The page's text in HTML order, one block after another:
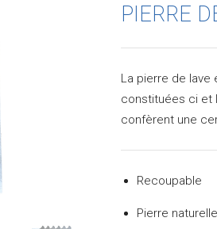
PIERRE
La pierre de lave
constituées ci et
confèrent une
Recoupable
Pierre naturelle